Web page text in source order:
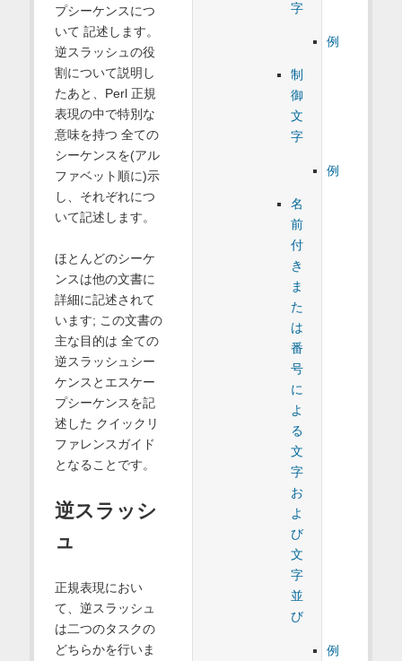
字
例
制
御
文
字
例
名
前
付
き
ま
た
は
番
号
に
よ
る
文
字
お
よ
び
文
字
並
び
例
プシーケンスにつ
いて 記述します。
逆スラッシュの役
割について説明し
たあと、Perl 正規
表現の中で特別な
意味を持つ 全ての
シーケンスを(アル
ファベット順に)示
し、それぞれにつ
いて記述します。
ほとんどのシーケ
ンスは他の文書に
詳細に記述されて
います; この文書の
主な目的は 全ての
逆スラッシュシー
ケンスとエスケー
プシーケンスを記
述した クイックリ
ファレンスガイド
となることです。
逆スラッシ
ュ
正規表現におい
て、逆スラッシュ
は二つのタスクの
どちらかを行いま